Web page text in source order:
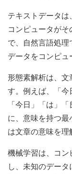
テキストデータは
コンピュータが
で、自然言語処理
データをコンピュ
形態素解析は、
す。例えば、「今
「今日」「は」
に、意味を持つ
は文章の意味を理
機械学習は、コ
し、未知のデー